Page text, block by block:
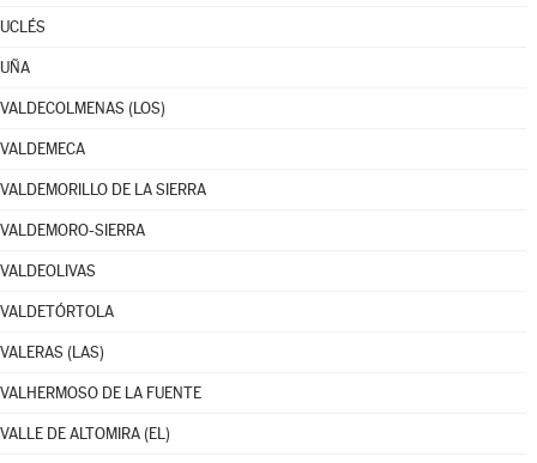
UCLÉS
UÑA
VALDECOLMENAS (LOS)
VALDEMECA
VALDEMORILLO DE LA SIERRA
VALDEMORO-SIERRA
VALDEOLIVAS
VALDETÓRTOLA
VALERAS (LAS)
VALHERMOSO DE LA FUENTE
VALLE DE ALTOMIRA (EL)